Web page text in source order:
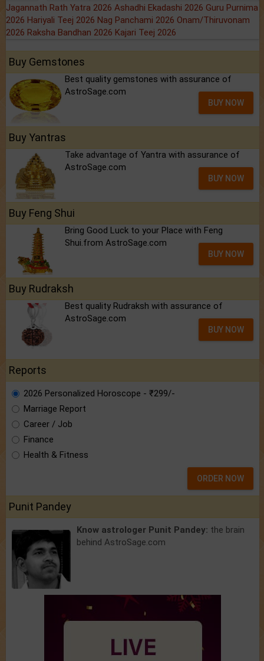
Jagannath Rath Yatra 2026 Ashadhi Ekadashi 2026 Guru Purnima
2026 Hariyali Teej 2026 Nag Panchami 2026 Onam/Thiruvonam
2026 Raksha Bandhan 2026 Kajari Teej 2026
Buy Gemstones
Best quality gemstones with assurance of
AstroSage.com
BUY NOW
Buy Yantras
Take advantage of Yantra with assurance of
AstroSage.com
BUY NOW
Buy Feng Shui
Bring Good Luck to your Place with Feng
Shui.from AstroSage.com
BUY NOW
Buy Rudraksh
Best quality Rudraksh with assurance of
AstroSage.com
BUY NOW
Reports
2026 Personalized Horoscope - ₹299/-
Marriage Report
Career / Job
Finance
Health & Fitness
ORDER NOW
Punit Pandey
Know astrologer Punit Pandey: the brain
behind AstroSage.com